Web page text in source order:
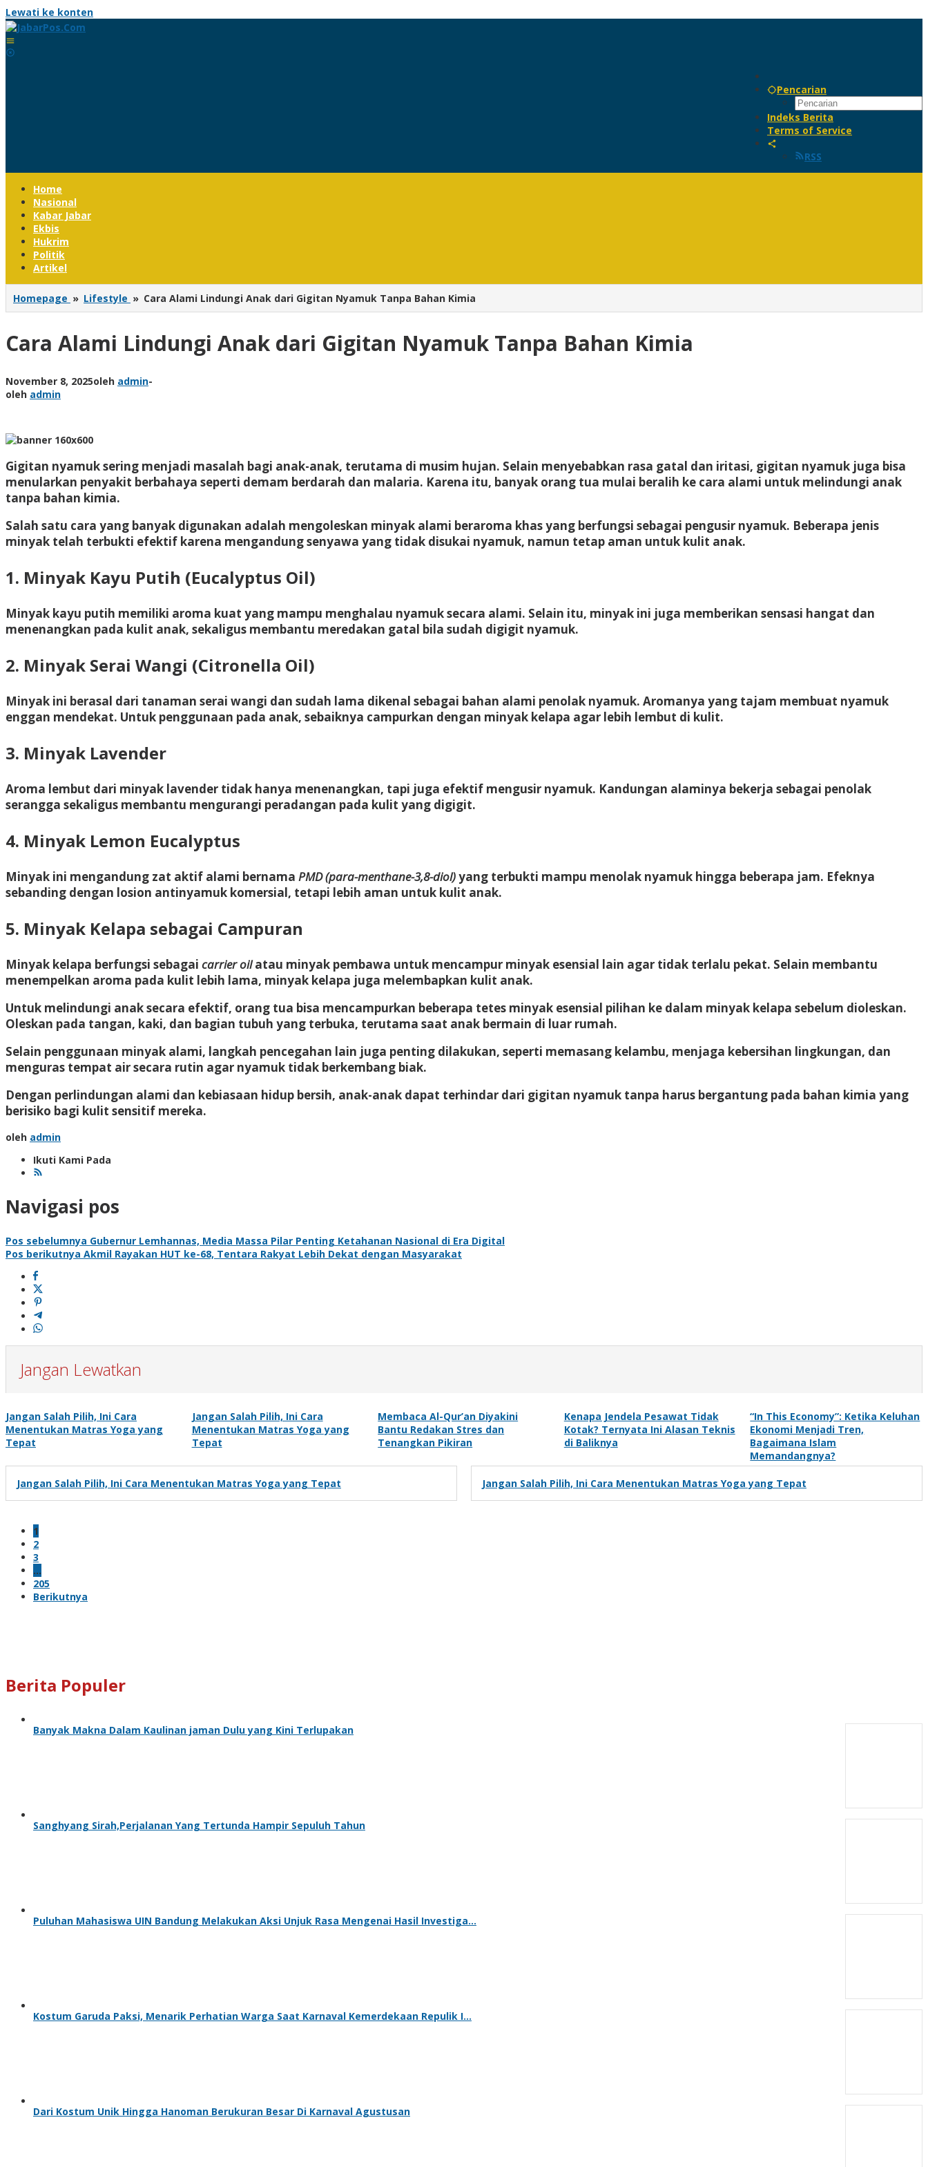
Lewati ke konten
Pencarian
Indeks Berita
Terms of Service
RSS
Home
Nasional
Kabar Jabar
Ekbis
Hukrim
Politik
Artikel
Homepage » Lifestyle » Cara Alami Lindungi Anak dari Gigitan Nyamuk Tanpa Bahan Kimia
Cara Alami Lindungi Anak dari Gigitan Nyamuk Tanpa Bahan Kimia
November 8, 2025oleh admin-
oleh admin
Gigitan nyamuk sering menjadi masalah bagi anak-anak, terutama di musim hujan. Selain menyebabkan rasa gatal dan iritasi, gigitan nyamuk juga bisa
menularkan penyakit berbahaya seperti demam berdarah dan malaria. Karena itu, banyak orang tua mulai beralih ke cara alami untuk melindungi anak
tanpa bahan kimia.
Salah satu cara yang banyak digunakan adalah mengoleskan minyak alami beraroma khasyang berfungsi sebagai pengusir nyamuk. Beberapa jenis
minyak telah terbukti efektif karena mengandung senyawa yang tidak disukai nyamuk, namun tetap aman untuk kulit anak.
1. Minyak Kayu Putih (Eucalyptus Oil)
Minyak kayu putih memiliki aroma kuat yang mampu menghalau nyamuk secara alami. Selain itu, minyak ini juga memberikan sensasi hangat dan
menenangkan pada kulit anak, sekaligus membantu meredakan gatal bila sudah digigit nyamuk.
2. Minyak Serai Wangi (Citronella Oil)
Minyak ini berasal dari tanaman serai wangi dan sudah lama dikenal sebagai bahan alami penolak nyamuk. Aromanya yang tajam membuat nyamuk
enggan mendekat. Untuk penggunaan pada anak, sebaiknya campurkan dengan minyak kelapa agar lebih lembut di kulit.
3. Minyak Lavender
Aroma lembut dari minyak lavender tidak hanya menenangkan, tapi juga efektif mengusir nyamuk. Kandungan alaminya bekerja sebagai penolak
serangga sekaligus membantu mengurangi peradangan pada kulit yang digigit.
4. Minyak Lemon Eucalyptus
Minyak ini mengandung zat aktif alami bernama PMD (para-menthane-3,8-diol)yang terbukti mampu menolak nyamuk hingga beberapa jam. Efeknya
sebanding dengan losion antinyamuk komersial, tetapi lebih aman untuk kulit anak.
5. Minyak Kelapa sebagai Campuran
Minyak kelapa berfungsi sebagai carrier oilatau minyak pembawa untuk mencampur minyak esensial lain agar tidak terlalu pekat. Selain membantu
menempelkan aroma pada kulit lebih lama, minyak kelapa juga melembapkan kulit anak.
Untuk melindungi anak secara efektif, orang tua bisa mencampurkan beberapa tetes minyak esensial pilihan ke dalam minyak kelapa sebelum dioleskan.
Oleskan pada tangan, kaki, dan bagian tubuh yang terbuka, terutama saat anak bermain di luar rumah.
Selain penggunaan minyak alami, langkah pencegahan lain juga penting dilakukan, seperti memasang kelambu, menjaga kebersihan lingkungan, dan
menguras tempat air secara rutin agar nyamuk tidak berkembang biak.
Dengan perlindungan alami dan kebiasaan hidup bersih, anak-anak dapat terhindar dari gigitan nyamuk tanpa harus bergantung pada bahan kimia yang
berisiko bagi kulit sensitif mereka.
oleh admin
Ikuti Kami Pada
Navigasi pos
Pos sebelumnya Gubernur Lemhannas, Media Massa Pilar Penting Ketahanan Nasional di Era Digital
Pos berikutnya Akmil Rayakan HUT ke-68, Tentara Rakyat Lebih Dekat dengan Masyarakat
Jangan Lewatkan
Jangan Salah Pilih, Ini Cara
Menentukan Matras Yoga yang
Tepat
Jangan Salah Pilih, Ini Cara
Menentukan Matras Yoga yang
Tepat
Membaca Al-Qur’an Diyakini
Bantu Redakan Stres dan
Tenangkan Pikiran
Kenapa Jendela Pesawat Tidak
Kotak? Ternyata Ini Alasan Teknis
di Baliknya
“In This Economy”: Ketika Keluhan
Ekonomi Menjadi Tren,
Bagaimana Islam
Memandangnya?
Jangan Salah Pilih, Ini Cara Menentukan Matras Yoga yang Tepat Jangan Salah Pilih, Ini Cara Menentukan Matras Yoga yang Tepat
1
2
3
…
205
Berikutnya
Berita Populer
Banyak Makna Dalam Kaulinan jaman Dulu yang Kini Terlupakan
Sanghyang Sirah,Perjalanan Yang Tertunda Hampir Sepuluh Tahun
Puluhan Mahasiswa UIN Bandung Melakukan Aksi Unjuk Rasa Mengenai Hasil Investiga…
Kostum Garuda Paksi, Menarik Perhatian Warga Saat Karnaval Kemerdekaan Repulik I…
Dari Kostum Unik Hingga Hanoman Berukuran Besar Di Karnaval Agustusan